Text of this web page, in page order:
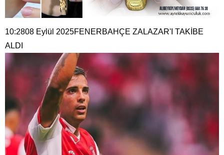
10:2808 Eylül 2025FENERBAHÇE ZALAZAR'I TAKİBE
ALDI